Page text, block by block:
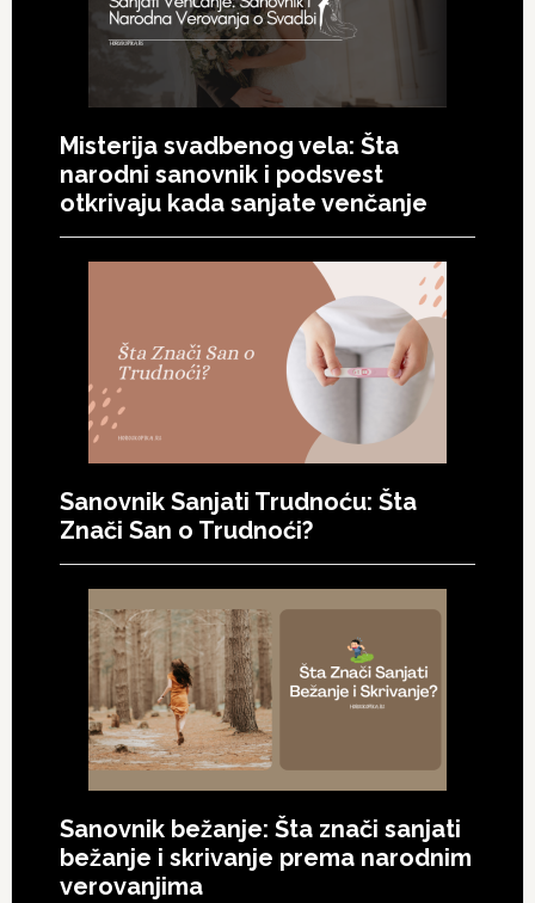
Misterija svadbenog vela: Šta
narodni sanovnik i podsvest
otkrivaju kada sanjate venčanje
Sanovnik Sanjati Trudnoću: Šta
Znači San o Trudnoći?
Sanovnik bežanje: Šta znači sanjati
bežanje i skrivanje prema narodnim
verovanjima